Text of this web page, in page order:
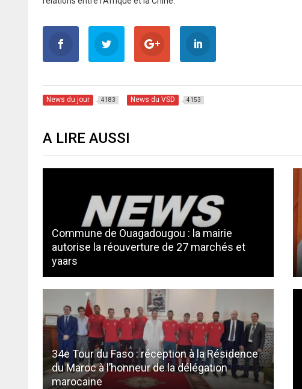
News du jour 4183 News du VSD 4153
A LIRE AUSSI
Commune de Ouagadougou : la mairie
autorise la réouverture de 27 marchés et
yaars
34e Tour du Faso : réception à la Résidence
du Maroc à l’honneur de la délégation
marocaine